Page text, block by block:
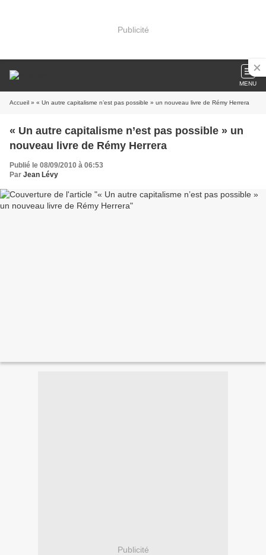
Publicité
MENU
Accueil » « Un autre capitalisme n’est pas possible » un nouveau livre de Rémy Herrera
« Un autre capitalisme n’est pas possible » un
nouveau livre de Rémy Herrera
Publié le 08/09/2010 à 06:53
Par Jean Lévy
Publicité